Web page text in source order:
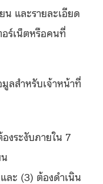
น และรายละเอียด
อร์เน็ตหรือคนที่
มูลสำหรับเจ้าหน้าที่
งระงับภายใน 7
ละ (3) ต้องดำเนิน